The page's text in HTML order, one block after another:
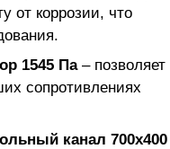
от коррозии, что
1545 Па– позволяет
сопротивлениях
канал 700x400